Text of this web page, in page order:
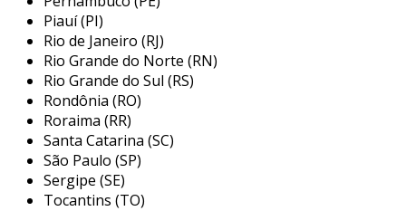
design personalizável
de personalização em termos de cores,
logos e layouts, permitindo que os
organizadores reforcem sua identidade
visual.
interatividade
interatividade, como votação do público
ou enquetes, aumentando o
engajamento.
Piauí (PI)
Rio de Janeiro (RJ)
Rio Grande do Norte (RN)
Rio Grande do Sul (RS)
Rondônia (RO)
Roraima (RR)
Santa Catarina (SC)
São Paulo (SP)
Sergipe (SE)
Tocantins (TO)